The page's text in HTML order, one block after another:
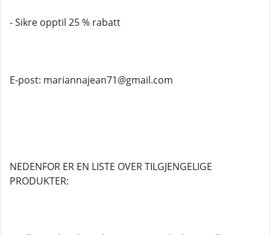
- Sikre opptil 25 % rabatt
E-post: mariannajean71@gmail.com
NEDENFOR ER EN LISTE OVER TILGJENGELIGE
PRODUKTER: